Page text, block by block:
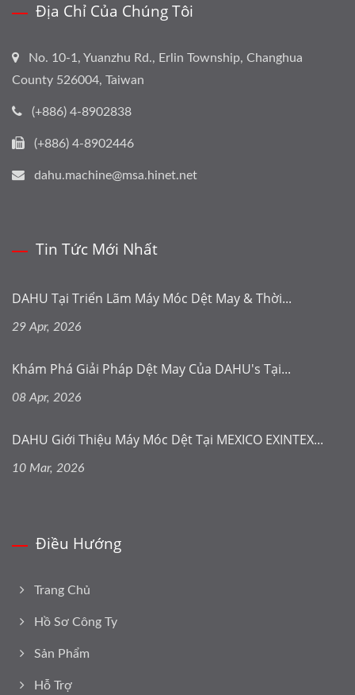
Địa Chỉ Của Chúng Tôi
No. 10-1, Yuanzhu Rd., Erlin Township, Changhua
County 526004, Taiwan
(+886) 4-8902838
(+886) 4-8902446
dahu.machine@msa.hinet.net
Tin Tức Mới Nhất
DAHU Tại Triển Lãm Máy Móc Dệt May & Thời...
29 Apr, 2026
Khám Phá Giải Pháp Dệt May Của DAHU's Tại...
08 Apr, 2026
DAHU Giới Thiệu Máy Móc Dệt Tại MEXICO EXINTEX...
10 Mar, 2026
Điều Hướng
Trang Chủ
Hồ Sơ Công Ty
Sản Phẩm
Hỗ Trợ